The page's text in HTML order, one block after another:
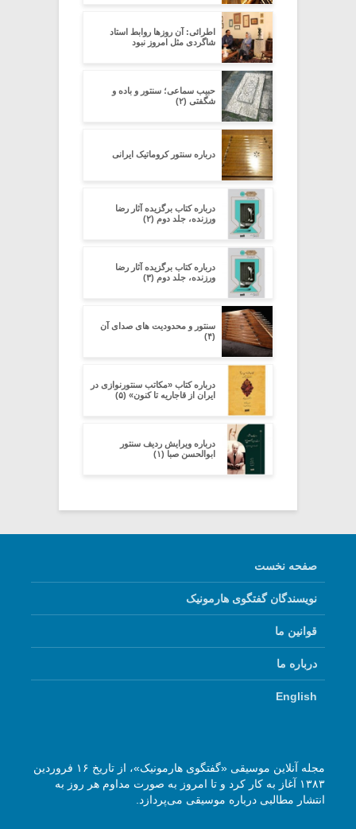
اطرائی: آن روزها روابط استاد
شاگردی مثل امروز نبود
حبیب سماعی؛ سنتور و باده و
شگفتی (۲)
درباره سنتور کروماتیک ایرانی
درباره کتاب برگزیده آثار رضا
ورزنده، جلد دوم (۲)
درباره کتاب برگزیده آثار رضا
ورزنده، جلد دوم (۳)
سنتور و محدودیت‌ های صدای آن
(۴)
درباره کتاب «مکاتب سنتورنوازی در
ایران از قاجاریه تا کنون» (۵)
درباره ویرایش ردیف سنتور
ابوالحسن صبا (۱)
صفحه نخست
نویسندگان گفتگوی هارمونیک
قوانین ما
درباره ما
English
مجله آنلاین موسیقی «گفتگوی هارمونیک»، از تاریخ ۱۶ فروردین
۱۳۸۳ آغاز به کار کرد و تا امروز به صورت مداوم هر روز به
انتشار مطالبی درباره موسیقی می‌پردازد.